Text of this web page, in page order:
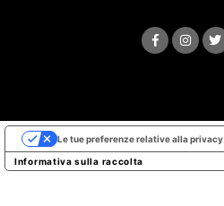
Informativa sulla raccolta
Le tue preferenze relative alla privacy